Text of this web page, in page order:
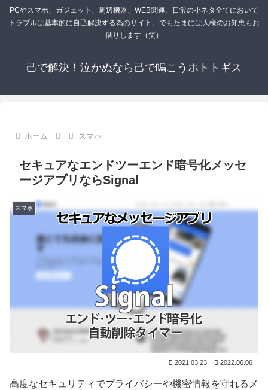
PCやスマホ、ガジェット、周辺機器、WEB関連、日常の小ネタ全てにおいて
トラブルは基本的に自己解決する為のサイト。でもたまには人様のお知恵もお
借りします（笑）
己で解決！泣かぬなら己で鳴こうホトトギス
ホーム スマホ
セキュアなエンドツーエンド暗号化メッセ
ージアプリならSignal
スマホ
2021.03.23 2022.06.06
高度なセキュリティでプライバシーや機密情報を守れるメ